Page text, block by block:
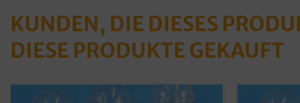
KUNDEN, DIE DIESES
DIESE PRODUKTE GEKAUFT